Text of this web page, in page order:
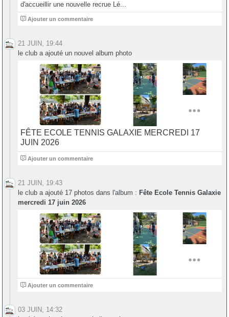
d'accueillir une nouvelle recrue Lé...
0 Ajouter un commentaire
21 JUIN, 19:44
le club a ajouté un nouvel album photo
FÊTE ECOLE TENNIS GALAXIE MERCREDI 17
JUIN 2026
0 Ajouter un commentaire
21 JUIN, 19:43
le club a ajouté 17 photos dans l'album : Fête Ecole Tennis Galaxie
mercredi 17 juin 2026
0 Ajouter un commentaire
03 JUIN, 14:32